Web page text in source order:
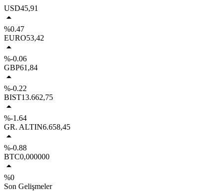
USD45,91
%0.47
EURO53,42
%-0.06
GBP61,84
%-0.22
BIST13.662,75
%-1.64
GR. ALTIN6.658,45
%-0.88
BTC0,000000
%0
Son Gelişmeler